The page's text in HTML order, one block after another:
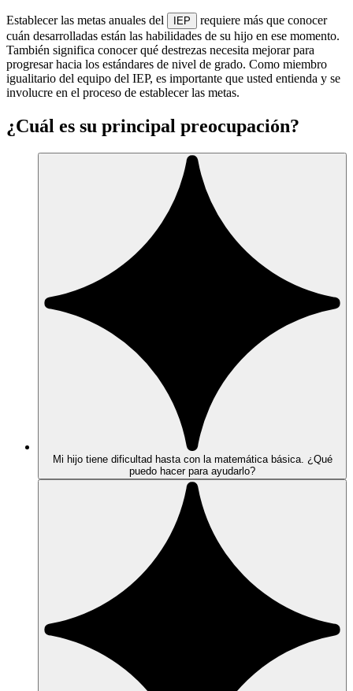
Establecer las metas anuales del IEP
requiere más que conocer
cuán desarrolladas están las habilidades de su hijo en ese momento.
También significa conocer qué destrezas necesita mejorar para
progresar hacia los estándares de nivel de grado. Como miembro
igualitario del equipo del IEP, es importante que usted entienda y se
involucre en el proceso de establecer las metas.
¿Cuál es su principal preocupación?
Mi hijo tiene dificultad hasta con la matemática básica. ¿Qué
puedo hacer para ayudarlo?